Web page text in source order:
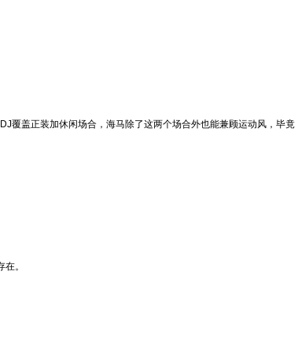
覆盖正装加休闲场合，海马除了这两个场合外也能兼顾运动风，毕竟
。